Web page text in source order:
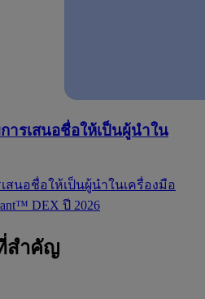
ารเสนอชื่อให้เป็นผู้นำใน
เสนอชื่อให้เป็นผู้นำในเครื่องมือ
DEX ปี 2026
สำคัญ